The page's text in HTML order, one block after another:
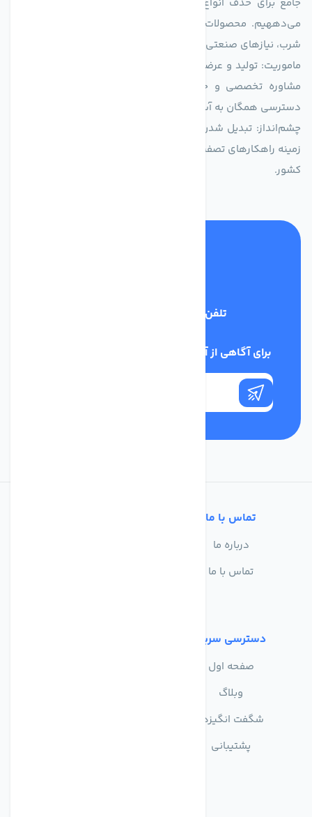
می‌دههیم. محصولات ما برای مصارف متنوعی از جمله تأمین آب
شرب، نیازهای صنعتی و کشاورزی طراحی و بهینه‌سازی شده‌اند.
ماموریت: تولید و عرضه محصولاتی با بالاترین استاندارد کیفی، ارائه
مشاوره تخصصی و خدمات پس از فروش مطمئن برای تضمین
دسترسی همگان به آب پاک و سالم.
چشم‌انداز: تبدیل شدن به انتخاب اول صنایع و مصرف‌کنندگان در
زمینه راهکارهای تصفیه آب و ایفای نقشی کلیدی در حفظ منابع آبی
کشور.
تلفن پشتیبانی
برای آگاهی از آخرین اخبار در خبرنامه ما عضو شوید
تماس با ما
درباره ما
تماس با ما
دسترسی سریع
صفحه اول
وبلاگ
شگفت انگیزها
پشتیبانی